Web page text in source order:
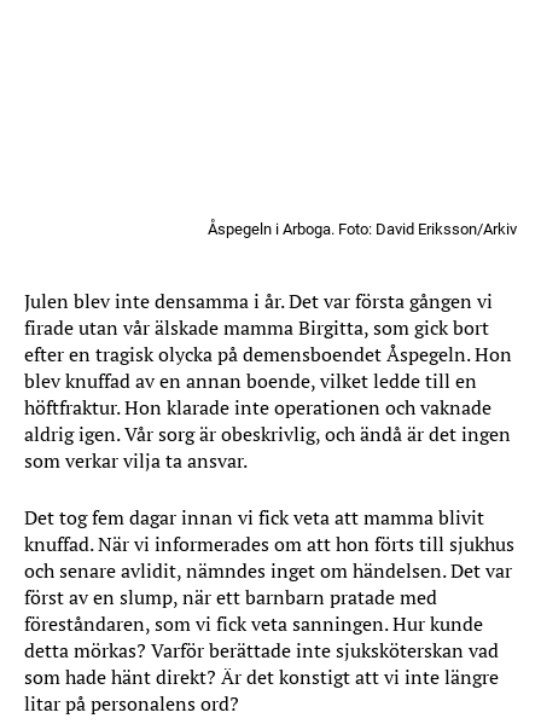
Åspegeln i Arboga. Foto: David Eriksson/Arkiv
Julen blev inte densamma i år. Det var första gången vi
firade utan vår älskade mamma Birgitta, som gick bort
efter en tragisk olycka på demensboendet Åspegeln. Hon
blev knuffad av en annan boende, vilket ledde till en
höftfraktur. Hon klarade inte operationen och vaknade
aldrig igen. Vår sorg är obeskrivlig, och ändå är det ingen
som verkar vilja ta ansvar.
Det tog fem dagar innan vi fick veta att mamma blivit
knuffad. När vi informerades om att hon förts till sjukhus
och senare avlidit, nämndes inget om händelsen. Det var
först av en slump, när ett barnbarn pratade med
föreståndaren, som vi fick veta sanningen. Hur kunde
detta mörkas? Varför berättade inte sjuksköterskan vad
som hade hänt direkt? Är det konstigt att vi inte längre
litar på personalens ord?